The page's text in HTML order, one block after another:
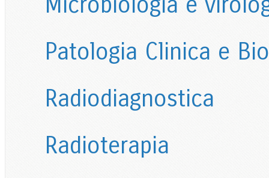
Patologia Clinica e
Radiodiagnostica
Radioterapia